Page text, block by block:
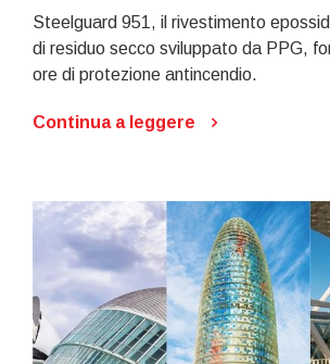
Steelguard 951, il rivestimento
di residuo secco sviluppato da PPG,
ore di protezione antincendio.
Continua a leggere